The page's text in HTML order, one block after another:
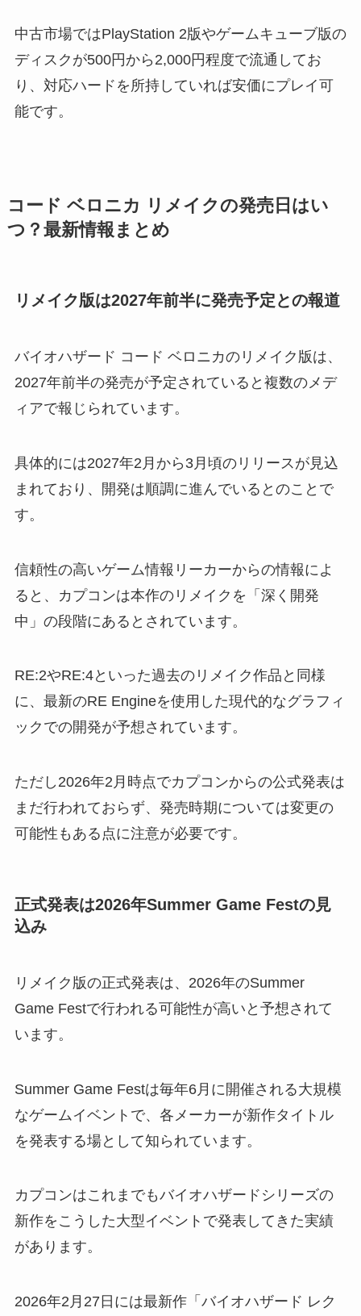
中古市場ではPlayStation 2版やゲームキューブ版の
ディスクが500円から2,000円程度で流通してお
り、対応ハードを所持していれば安価にプレイ可
能です。
コード ベロニカ リメイクの発売日はい
つ？最新情報まとめ
リメイク版は2027年前半に発売予定との報道
バイオハザード コード ベロニカのリメイク版は、
2027年前半の発売が予定されていると複数のメデ
ィアで報じられています。
具体的には2027年2月から3月頃のリリースが見込
まれており、開発は順調に進んでいるとのことで
す。
信頼性の高いゲーム情報リーカーからの情報によ
ると、カプコンは本作のリメイクを「深く開発
中」の段階にあるとされています。
RE:2やRE:4といった過去のリメイク作品と同様
に、最新のRE Engineを使用した現代的なグラフィ
ックでの開発が予想されています。
ただし2026年2月時点でカプコンからの公式発表は
まだ行われておらず、発売時期については変更の
可能性もある点に注意が必要です。
正式発表は2026年Summer Game Festの見
込み
リメイク版の正式発表は、2026年のSummer
Game Festで行われる可能性が高いと予想されて
います。
Summer Game Festは毎年6月に開催される大規模
なゲームイベントで、各メーカーが新作タイトル
を発表する場として知られています。
カプコンはこれまでもバイオハザードシリーズの
新作をこうした大型イベントで発表してきた実績
があります。
2026年2月27日には最新作「バイオハザード レク